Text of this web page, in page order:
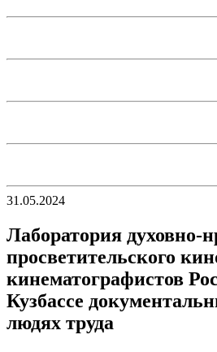
31.05.2024
Лаборатория духовно-
просветительского
кинематографистов
Кузбассе
людях труда